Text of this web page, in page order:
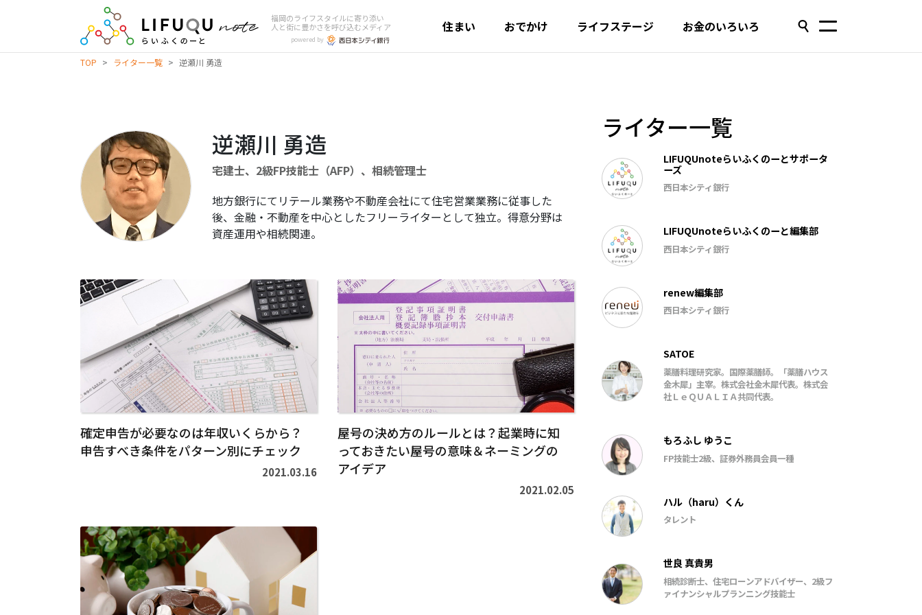
福岡のライフスタイルに寄り添い
人と街に豊かさを呼び込むメディア
powered by
住まい おでかけ ライフステージ お金のいろいろ
TOP > ライター一覧 > 逆瀬川 勇造
逆瀬川 勇造
宅建士、2級FP技能士（AFP）、相続管理士
地方銀行にてリテール業務や不動産会社にて住宅営業業務に従事した
後、金融・不動産を中心としたフリーライターとして独立。得意分野は
資産運用や相続関連。
続
き
む
>
確定申告が必要なのは年収いくらから？
申告すべき条件をパターン別にチェック
2021.03.16
続
き
読
む
>
屋号の決め方のルールとは？起業時に知
っておきたい屋号の意味＆ネーミングの
アイデア
2021.02.05
続
き
を
読
む
ライター一覧
LIFUQUnoteらいふくのーとサポータ
ーズ
西日本シティ銀行
LIFUQUnoteらいふくのーと編集部
西日本シティ銀行
renew編集部
西日本シティ銀行
SATOE
薬膳料理研究家。国際薬膳師。「薬膳ハウス
金木犀」主宰。株式会社金木犀代表。株式会
社ＬｅＱＵＡＬＩＡ共同代表。
もろふし ゆうこ
FP技能士2級、証券外務員会員一種
ハル（haru）くん
タレント
世良 真貴男
相続診断士、住宅ローンアドバイザー、2級フ
ァイナンシャルプランニング技能士